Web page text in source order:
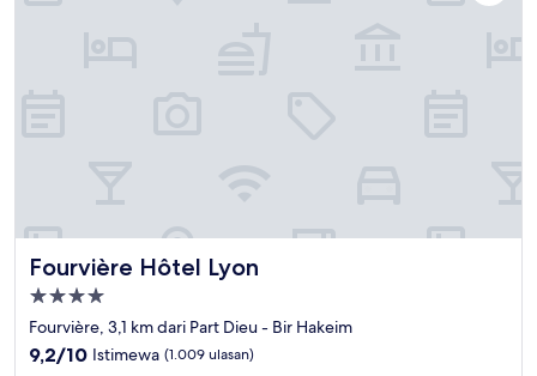
Fourvière Hôtel Lyon
Fourvière Hôtel Lyon
Properti
bintang
4.0
Fourvière, 3,1 km dari Part Dieu - Bir Hakeim
9.2
9,2/10 Istimewa (1.009 ulasan)